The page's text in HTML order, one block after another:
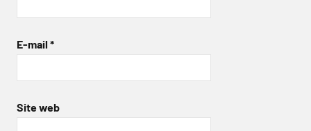
E-mail *
Site web